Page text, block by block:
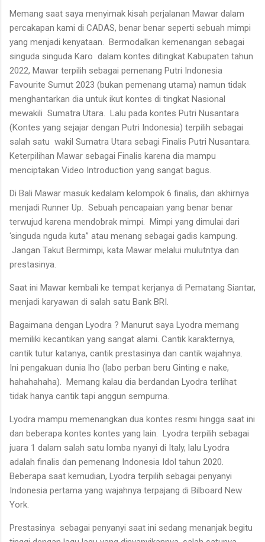
Memang saat saya menyimak kisah perjalanan Mawar dalam
percakapan kami di CADAS, benar benar seperti sebuah mimpi
yang menjadi kenyataan. Bermodalkan kemenangan sebagai
singuda singuda Karo dalam kontes ditingkat Kabupaten tahun
2022, Mawar terpilih sebagai pemenang Putri Indonesia
Favourite Sumut 2023 (bukan pemenang utama) namun tidak
menghantarkan dia untuk ikut kontes di tingkat Nasional
mewakili Sumatra Utara. Lalu pada kontes Putri Nusantara
(Kontes yang sejajar dengan Putri Indonesia) terpilih sebagai
salah satu wakil Sumatra Utara sebagi Finalis Putri Nusantara.
Keterpilihan Mawar sebagai Finalis karena dia mampu
menciptakan Video Introduction yang sangat bagus.
Di Bali Mawar masuk kedalam kelompok 6 finalis, dan akhirnya
menjadi Runner Up. Sebuah pencapaian yang benar benar
terwujud karena mendobrak mimpi. Mimpi yang dimulai dari
‘singuda nguda kuta” atau menang sebagai gadis kampung.
Jangan Takut Bermimpi, kata Mawar melalui mulutntya dan
prestasinya.
Saat ini Mawar kembali ke tempat kerjanya di Pematang Siantar,
menjadi karyawan di salah satu Bank BRI.
Bagaimana dengan Lyodra ? Manurut saya Lyodra memang
memiliki kecantikan yang sangat alami. Cantik karakternya,
cantik tutur katanya, cantik prestasinya dan cantik wajahnya.
Ini pengakuan dunia lho (labo perban beru Ginting e nake,
hahahahaha). Memang kalau dia berdandan Lyodra terlihat
tidak hanya cantik tapi anggun sempurna.
Lyodra mampu memenangkan dua kontes resmi hingga saat ini
dan beberapa kontes kontes yang lain. Lyodra terpilih sebagai
juara 1 dalam salah satu lomba nyanyi di Italy, lalu Lyodra
adalah finalis dan pemenang Indonesia Idol tahun 2020.
Beberapa saat kemudian, Lyodra terpilih sebagai penyanyi
Indonesia pertama yang wajahnya terpajang di Bilboard New
York.
Prestasinya sebagai penyanyi saat ini sedang menanjak begitu